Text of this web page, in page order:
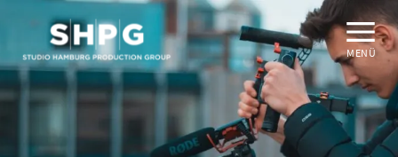
MENÜ